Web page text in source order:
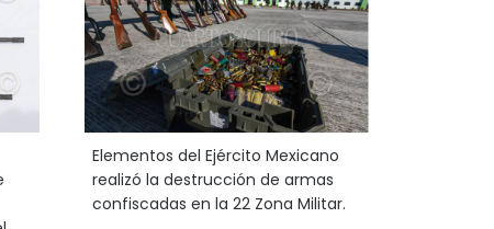
Elementos del Ejército Mexicano
realizó la destrucción de armas
confiscadas en la 22 Zona Militar.